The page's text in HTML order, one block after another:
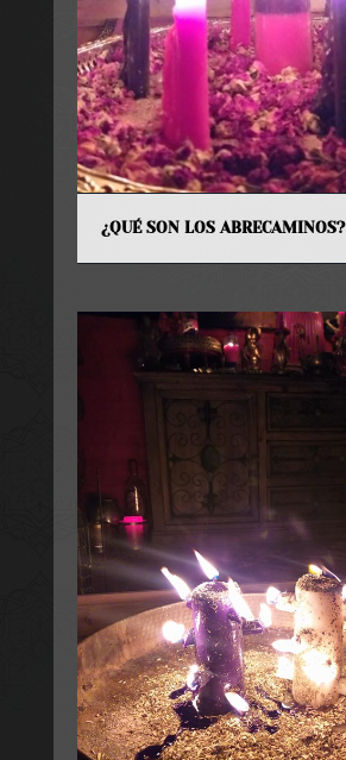
¿QUÉ SON LOS ABRECAMINOS?